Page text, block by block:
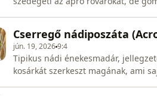
Cserregő nádiposzáta
jún. 19, 20269:4
Tipikus nádi énekesmadár,
kosárkát szerkeszt magának, ami